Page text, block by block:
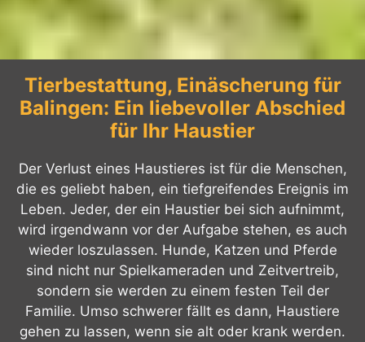
Tierbestattung, Einäscherung für
Balingen: Ein liebevoller Abschied
für Ihr Haustier
Der Verlust eines Haustieres ist für die Menschen,
die es geliebt haben, ein tiefgreifendes Ereignis im
Leben. Jeder, der ein Haustier bei sich aufnimmt,
wird irgendwann vor der Aufgabe stehen, es auch
wieder loszulassen. Hunde, Katzen und Pferde
sind nicht nur Spielkameraden und Zeitvertreib,
sondern sie werden zu einem festen Teil der
Familie. Umso schwerer fällt es dann, Haustiere
gehen zu lassen, wenn sie alt oder krank werden.